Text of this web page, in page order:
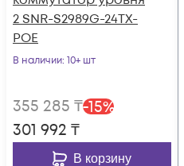
2 SNR-S2989G-24TX-
POE
В наличии: 10+ шт
355 285 ₸-15%
301 992 ₸
В корзину